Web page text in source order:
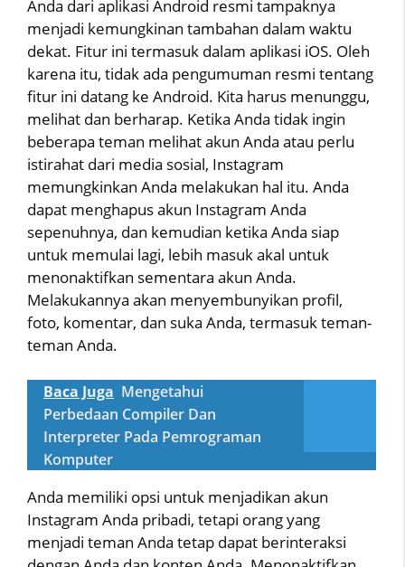
Anda dari aplikasi Android resmi tampaknya
menjadi kemungkinan tambahan dalam waktu
dekat. Fitur ini termasuk dalam aplikasi iOS. Oleh
karena itu, tidak ada pengumuman resmi tentang
fitur ini datang ke Android. Kita harus menunggu,
melihat dan berharap. Ketika Anda tidak ingin
beberapa teman melihat akun Anda atau perlu
istirahat dari media sosial, Instagram
memungkinkan Anda melakukan hal itu. Anda
dapat menghapus akun Instagram Anda
sepenuhnya, dan kemudian ketika Anda siap
untuk memulai lagi, lebih masuk akal untuk
menonaktifkan sementara akun Anda.
Melakukannya akan menyembunyikan profil,
foto, komentar, dan suka Anda, termasuk teman-
teman Anda.
Baca Juga Mengetahui
Perbedaan Compiler Dan
Interpreter Pada Pemrograman
Komputer
Anda memiliki opsi untuk menjadikan akun
Instagram Anda pribadi, tetapi orang yang
menjadi teman Anda tetap dapat berinteraksi